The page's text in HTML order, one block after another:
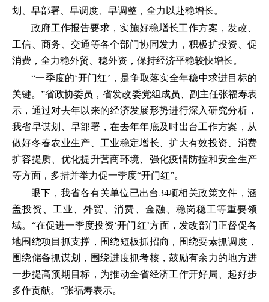
划、早部署、早调度、早调整，全力以赴稳增长。
政府工作报告要求，实施好稳增长工作方案，发改、
工信、商务、交通等各个部门协同发力，积极扩投资、促
消费，全力稳外贸、稳外资，保持经济平稳较快增长。
“一季度的‘开门红’，是争取落实全年稳中求进目标的
关键。”省政协委员，省发改委党组成员、副主任张福寿表
示，通过对去年以来的经济发展形势进行深入研究分析，
我省早谋划、早部署，在去年年底及时出台工作方案，从
做好冬春农业生产、工业稳定增长、扩大有效投资、消费
扩容提质、优化提升营商环境、强化疫情防控和安全生产
等方面，多措并举力促一季度“开门红”。
眼下，我省各有关单位已出台34项相关政策文件，涵
盖投资、工业、外贸、消费、金融、稳岗稳工等重要领
域。“在促进一季度投资‘开门红’方面，发改部门正督促各
地围绕项目抓支撑，围绕短板抓招商，围绕要素抓调度，
围绕储备抓谋划，围绕进度抓考核，鼓励有余力的地方进
一步提高预期目标，为推动全省经济工作开好局、起好步
多作贡献。”张福寿表示。